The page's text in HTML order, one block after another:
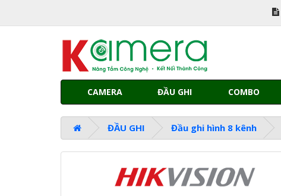
CAMERA ĐẦU GHI COMBO
ĐẦU GHI Đầu ghi hình 8 kênh